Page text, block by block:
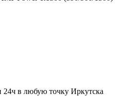
24ч в любую точку Иркутска